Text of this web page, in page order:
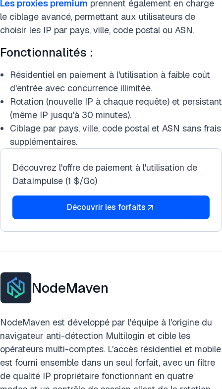
Les proxies premium prennent également en charge
le ciblage avancé, permettant aux utilisateurs de
choisir les IP par pays, ville, code postal ou ASN.
Fonctionnalités :
Résidentiel en paiement à l'utilisation à faible coût
d'entrée avec concurrence illimitée.
Rotation (nouvelle IP à chaque requête) et persistant
(même IP jusqu'à 30 minutes).
Ciblage par pays, ville, code postal et ASN sans frais
supplémentaires.
Découvrez l'offre de paiement à l'utilisation de
DataImpulse (1 $/Go)
Découvrir les forfaits
NodeMaven
NodeMaven est développé par l'équipe à l'origine du
navigateur anti-détection Multilogin et cible les
opérateurs multi-comptes. L'accès résidentiel et mobile
est fourni ensemble dans un seul forfait, avec un filtre
de qualité IP propriétaire fonctionnant en quatre